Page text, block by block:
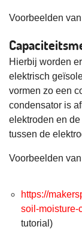
Voorbeelden
Hierbij worden
elektrisch
vormen zo een
condensator is
elektroden en
tussen de
Voorbeelden
https://
soil-moisture-
tutorial)